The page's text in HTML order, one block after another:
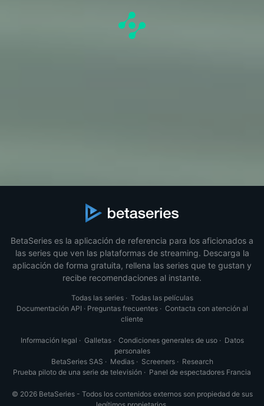
BetaSeries es la aplicación de referencia para los aficionados a
las series que ven las plataformas de streaming. Descarga la
aplicación de forma gratuita, rellena las series que te gustan y
recibe recomendaciones al instante.
Todas las series· Todas las películas
Documentación API · Preguntas frecuentes· Contacta con atención al
cliente
Información legal · Galletas· Condiciones generales de uso· Datos
personales
BetaSeries SAS · Medias· Screeners· Research
Prueba piloto de una serie de televisión · Panel de espectadores Francia
© 2026 BetaSeries - Todos los contenidos externos son propiedad de sus
legítimos propietarios.